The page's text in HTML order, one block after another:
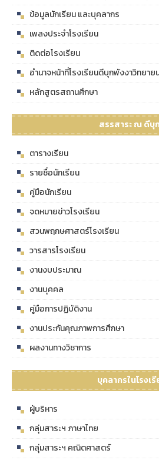
ข้อมูลนักเรียน และบุคลากร
เพลงประจำโรงเรียน
ติดต่อโรงเรียน
อำนาจหน้าที่โรงเรียนดีบุกพังงาวิทยาย
หลักสูตรสถานศึกษา
สรรสาระ ณ ดีบุ
ตารางเรียน
รายชื่อนักเรียน
คู่มือนักเรียน
จดหมายข่าวโรงเรียน
สวนพฤกษศาสตร์โรงเรียน
วารสารโรงเรียน
งานงบประมาณ
งานบุคคล
คู่มือการปฏิบัติงาน
งานประกันคุณภาพการศึกษา
ผลงานทางวิชาการ
บุคลากรในโรงเ
ผู้บริหาร
กลุ่มสาระฯ ภาษาไทย
กลุ่มสาระฯ คณิตศาสตร์